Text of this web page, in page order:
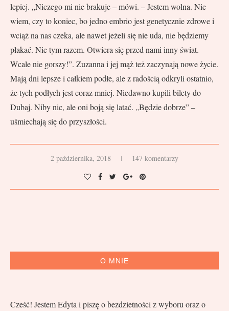
lepiej. „Niczego mi nie brakuje – mówi. – Jestem wolna. Nie
wiem, czy to koniec, bo jedno embrio jest genetycznie zdrowe i
wciąż na nas czeka, ale nawet jeżeli się nie uda, nie będziemy
płakać. Nie tym razem. Otwiera się przed nami inny świat.
Wcale nie gorszy!”. Zuzanna i jej mąż też zaczynają nowe życie.
Mają dni lepsze i całkiem podłe, ale z radością odkryli ostatnio,
że tych podłych jest coraz mniej. Niedawno kupili bilety do
Dubaj. Niby nic, ale oni boją się latać. „Będzie dobrze” –
uśmiechają się do przyszłości.
2 października, 2018 147 komentarzy
O MNIE
Cześć! Jestem Edyta i piszę o bezdzietności z wyboru oraz o